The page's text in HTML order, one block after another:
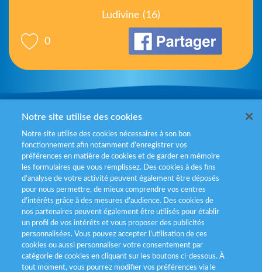
0
Ludivine (16)
Mentions légales
Politiques de gestion des cookies
Politique données personnelles
Services consommateurs
Déclaration d’accessibilité
Notre site utilise des cookies
Notre site utilise des cookies nécessaires à son bon
fonctionnement afin notamment d’enregistrer vos
préférences en matière de cookies et de garder en mémoire
les formulaires que vous remplissez. Des cookies à des fins
d’analyse de votre activité peuvent également être déposés
pour nous permettre, de mieux comprendre vos centres
d'intérêts grâce à des mesures d’audience. Des cookies de
nos partenaires peuvent également être utilisés pour établir
un profil de vos intérêts et vous proposer des publicités
personnalisées. Vous pouvez accepter l’utilisation de ces
cookies ou aussi personnaliser votre consentement par
catégorie de cookies en cliquant sur les boutons ci-dessous. À
tout moment, vous pourrez modifier vos préférences via le